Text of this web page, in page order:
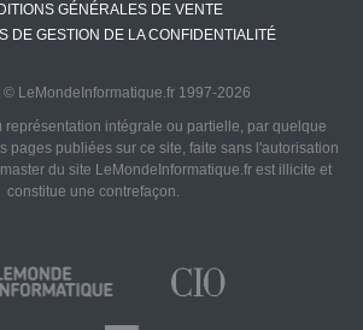
GÉNÉRALES DE VENTE
DE GESTION DE LA CONFIDENTIALITÉ
© LeMondeInformatique.fr 1997-2026
représentation intégrale ou partielle, par quelque
pages publiées sur ce site, faite sans l'autorisation
du site LeMondeInformatique.fr est illicite et
constitue une contrefaçon.